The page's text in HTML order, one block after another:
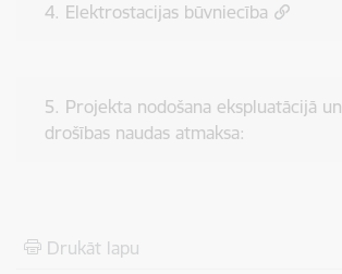
4. Elektrostacijas būvniecība
5. Projekta nodošana ekspluatācijā un
drošības naudas atmaksa:
Drukāt lapu